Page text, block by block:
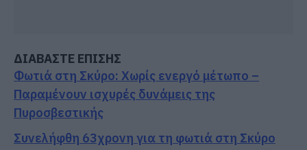
ΔΙΑΒΑΣΤΕ ΕΠΙΣΗΣ
Φωτιά στη Σκύρο: Χωρίς ενεργό μέτωπο –
Παραμένουν ισχυρές δυνάμεις της
Πυροσβεστικής
Συνελήφθη 63χρονη για τη φωτιά στη Σκύρο